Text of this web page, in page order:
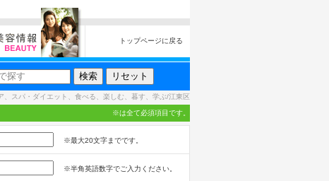
トップページに戻る
スパ・ダイエット、食べる、楽しむ、暮す、学ぶ/江東区
※は全て必須項目です。
※最大20文字までです。
※半角英語数字でご入力ください。